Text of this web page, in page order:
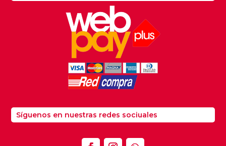
Síguenos en nuestras redes sociuales